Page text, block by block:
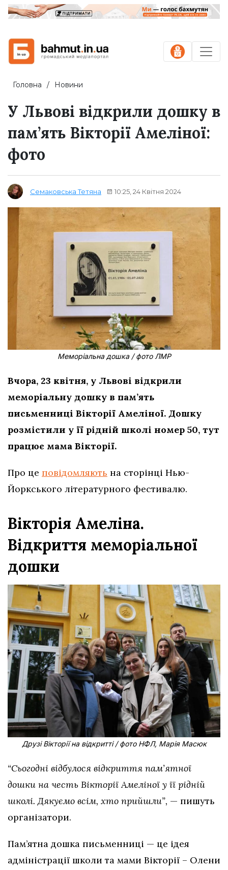
Головна Новини
У Львові відкрили дошку в
пам’ять Вікторії Амеліної:
фото
Семаковська Тетяна 10:25, 24 Квітня 2024
Меморіальна дошка / фото ЛМР
Вчора, 23 квітня, у Львові відкрили
меморіальну дошку в пам’ять
письменниці Вікторії Амеліної. Дошку
розмістили у її рідній школі номер 50, тут
працює мама Вікторії.
Про це повідомляють на сторінці Нью-
Йоркського літературного фестивалю.
Вікторія Амеліна.
Відкриття меморіальної
дошки
Друзі Вікторії на відкритті / фото НФЛ, Марія Масюк
“Сьогодні відбулося відкриття пам’ятної
дошки на честь Вікторії Амеліної у її рідній
школі. Дякуємо всім, хто прийшли”, — пишуть
організатори.
Пам’ятна дошка письменниці — це ідея
адміністрації школи та мами Вікторії – Олени